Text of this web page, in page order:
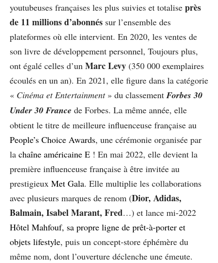
youtubeuses françaises les plus suivies et totalise près
de 11 millions d’abonnés sur l’ensemble des
plateformes où elle intervient. En 2020, les ventes de
son livre de développement personnel, Toujours plus,
ont égalé celles d’un Marc Levy (350 000 exemplaires
écoulés en un an). En 2021, elle figure dans la catégorie
« Cinéma et Entertainment » du classement Forbes 30
Under 30 France de Forbes. La même année, elle
obtient le titre de meilleure influenceuse française au
People’s Choice Awards, une cérémonie organisée par
la chaîne américaine E ! En mai 2022, elle devient la
première influenceuse française à être invitée au
prestigieux Met Gala. Elle multiplie les collaborations
avec plusieurs marques de renom (Dior, Adidas,
Balmain, Isabel Marant, Fred…) et lance mi-2022
Hôtel Mahfouf, sa propre ligne de prêt-à-porter et
objets lifestyle, puis un concept-store éphémère du
même nom, dont l’ouverture déclenche une émeute.